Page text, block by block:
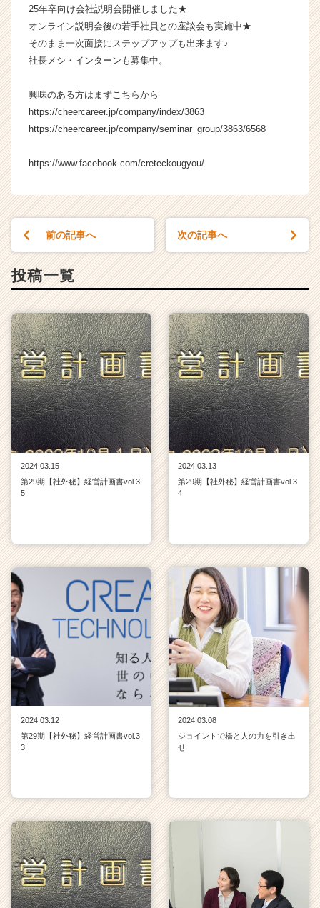
業
か
ス
カ
ト
が
届
ト
リ
ア
（C
h
e
e
r
C
a
r
e
e
25年卒向け会社説明会開催しました★
オンライン説明会後の若手社員との座談会も実施中★
そのまま一次面接にステップアップも出来ます♪
社長メシ・インターンも募集中。
興味のある方はまずこちらから
https://cheercareer.jp/company/index/3863
https://cheercareer.jp/company/seminar_group/3863/6568
https://www.facebook.com/creteckougyou/
前の記事へ 次の記事へ
投稿一覧
2024.03.15
第29期【社外秘】経営計画書vol.3
5
2024.03.13
第29期【社外秘】経営計画書vol.3
4
2024.03.12
第29期【社外秘】経営計画書vol.3
3
2024.03.08
ジョイントで橋と人の力を引き出
せ